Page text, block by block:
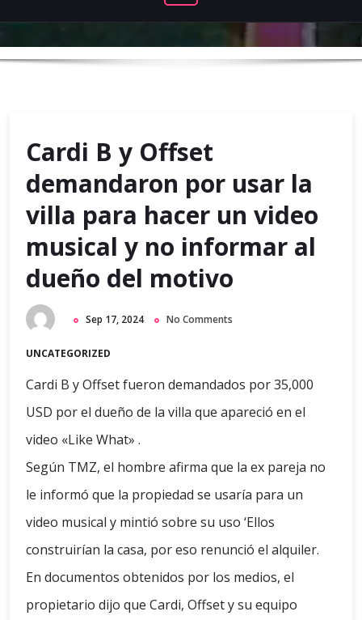
Cardi B y Offset
demandaron por usar la
villa para hacer un video
musical y no informar al
dueño del motivo
Sep 17, 2024 No Comments
UNCATEGORIZED
Cardi B y Offset fueron demandados por 35,000
USD por el dueño de la villa que apareció en el
video «Like What» .
Según TMZ, el hombre afirma que la ex pareja no
le informó que la propiedad se usaría para un
video musical y mintió sobre su uso ‘Ellos
construirían la casa, por eso renunció el alquiler.
En documentos obtenidos por los medios, el
propietario dijo que Cardi, Offset y su equipo